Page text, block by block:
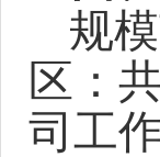
规
区：
司 工